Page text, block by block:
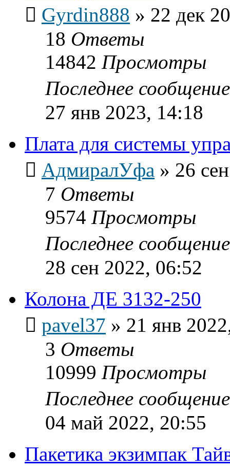
Gyrdin888 » 22 дек
18 Ответы
14842 Просмотры
Последнее
27 янв 2023, 14:18
Плата для системы
АдмиралУфа » 26
7 Ответы
9574 Просмотры
Последнее
28 сен 2022, 06:52
Колона ДЕ 3132-250
pavel37 » 21 янв
3 Ответы
10999 Просмотры
Последнее
04 май 2022, 20:55
Пакетика экзимпак